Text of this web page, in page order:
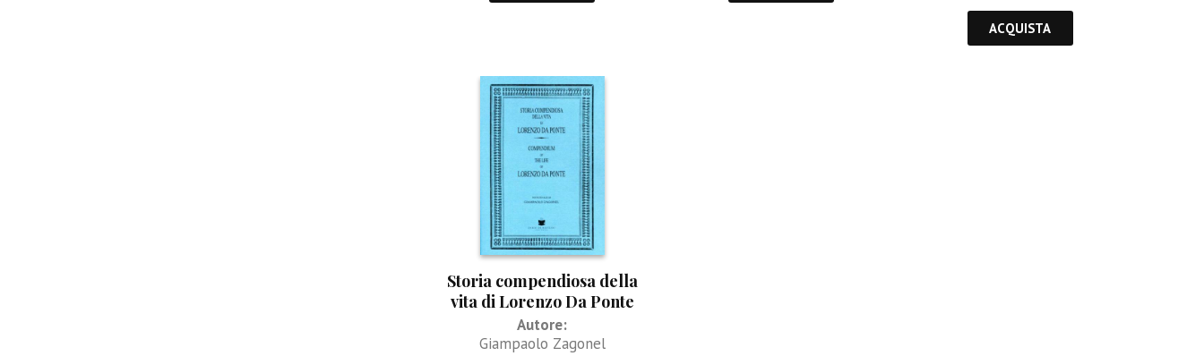
ACQUISTA
Storia compendiosa della
vita di Lorenzo Da Ponte
Autore:
Giampaolo Zagonel